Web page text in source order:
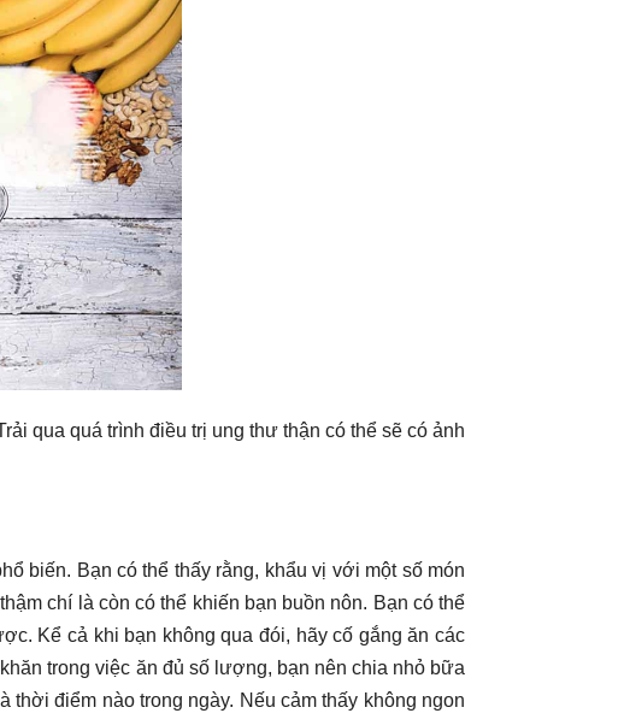
qua quá trình điều trị ung thư thận có thể sẽ có ảnh
biến. Bạn có thể thấy rằng, khẩu vị với một số món
chí là còn có thể khiến bạn buồn nôn. Bạn có thể
Kể cả khi bạn không qua đói, hãy cố gắng ăn các
trong việc ăn đủ số lượng, bạn nên chia nhỏ bữa
điểm nào trong ngày. Nếu cảm thấy không ngon